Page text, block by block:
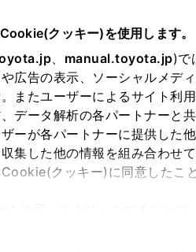
クッキー)を使用します。
、 manual.toyota.jp)で
広告の表示、ソーシャルメデ
またユーザーによるサイト利
データ解析の各パートナーと
ーが各パートナーに提供した
集した他の情報を組み合わせ
クッキー)に同意したこ
り依頼